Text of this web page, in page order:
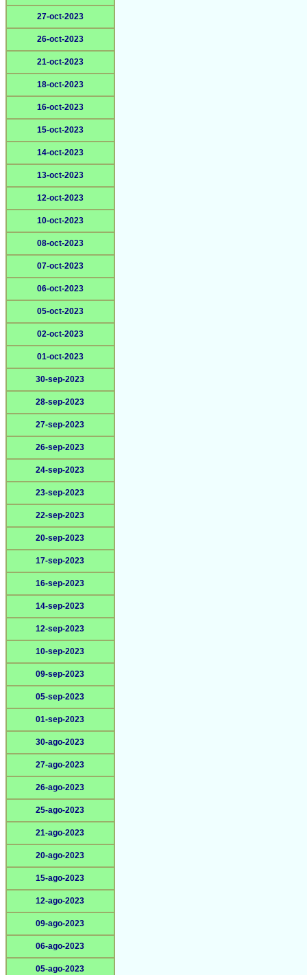
27-oct-2023
26-oct-2023
21-oct-2023
18-oct-2023
16-oct-2023
15-oct-2023
14-oct-2023
13-oct-2023
12-oct-2023
10-oct-2023
08-oct-2023
07-oct-2023
06-oct-2023
05-oct-2023
02-oct-2023
01-oct-2023
30-sep-2023
28-sep-2023
27-sep-2023
26-sep-2023
24-sep-2023
23-sep-2023
22-sep-2023
20-sep-2023
17-sep-2023
16-sep-2023
14-sep-2023
12-sep-2023
10-sep-2023
09-sep-2023
05-sep-2023
01-sep-2023
30-ago-2023
27-ago-2023
26-ago-2023
25-ago-2023
21-ago-2023
20-ago-2023
15-ago-2023
12-ago-2023
09-ago-2023
06-ago-2023
05-ago-2023